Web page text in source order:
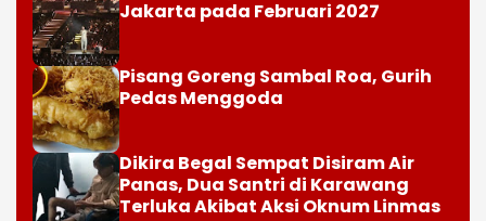
Jakarta pada Februari 2027
Pisang Goreng Sambal Roa, Gurih
Pedas Menggoda
Dikira Begal Sempat Disiram Air
Panas, Dua Santri di Karawang
Terluka Akibat Aksi Oknum Linmas